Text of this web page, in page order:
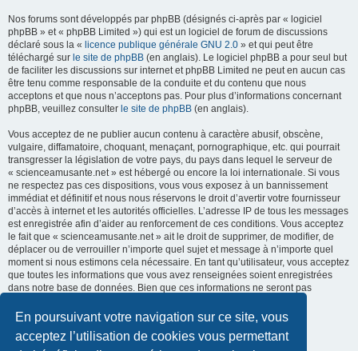
En poursuivant votre navigation sur ce site, vous
acceptez l’utilisation de cookies vous permettant
Nos forums sont développés par phpBB (désignés ci-après par « logiciel
phpBB » et « phpBB Limited ») qui est un logiciel de forum de discussions
déclaré sous la « licence publique générale GNU 2.0 » et qui peut être
téléchargé sur le site de phpBB (en anglais). Le logiciel phpBB a pour seul but
de faciliter les discussions sur internet et phpBB Limited ne peut en aucun cas
être tenu comme responsable de la conduite et du contenu que nous
acceptons et que nous n’acceptons pas. Pour plus d’informations concernant
phpBB, veuillez consulter le site de phpBB (en anglais).
Vous acceptez de ne publier aucun contenu à caractère abusif, obscène,
vulgaire, diffamatoire, choquant, menaçant, pornographique, etc. qui pourrait
transgresser la législation de votre pays, du pays dans lequel le serveur de
« scienceamusante.net » est hébergé ou encore la loi internationale. Si vous
ne respectez pas ces dispositions, vous vous exposez à un bannissement
immédiat et définitif et nous nous réservons le droit d’avertir votre fournisseur
d’accès à internet et les autorités officielles. L’adresse IP de tous les messages
est enregistrée afin d’aider au renforcement de ces conditions. Vous acceptez
le fait que « scienceamusante.net » ait le droit de supprimer, de modifier, de
déplacer ou de verrouiller n’importe quel sujet et message à n’importe quel
moment si nous estimons cela nécessaire. En tant qu’utilisateur, vous acceptez
que toutes les informations que vous avez renseignées soient enregistrées
dans notre base de données. Bien que ces informations ne seront pas
« scienceamusante.net », ni phpBB, ne pourront être tenus comme
responsables en cas de tentative de piratage informatique visant à
compromettre vos données.